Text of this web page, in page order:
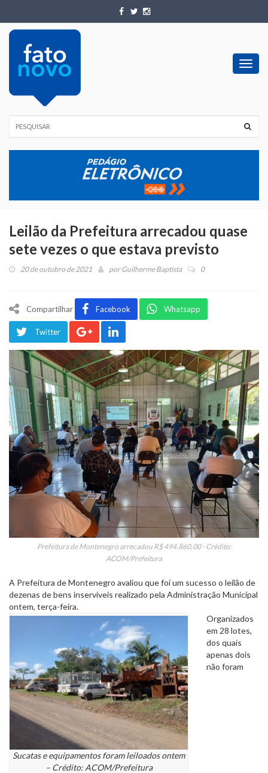
Leilão da Prefeitura arrecadou quase
sete vezes o que estava previsto
20 de outubro de 2021 porGuilherme Baptista 0
Compartilhar Facebook Whatsapp
Twitter
Prefeitura de Montenegro arrecadou R$ 494.860,00 - Crédito:
ACOM/Prefeitura
A Prefeitura de Montenegro avaliou que foi um sucesso o leilão de
dezenas de bens inservíveis realizado pela Administração Municipal
ontem, terça-feira.
Sucatas e equipamentos foram leiloados ontem
– Crédito: ACOM/Prefeitura
Organizados
em 28 lotes,
dos quais
apenas dois
não foram